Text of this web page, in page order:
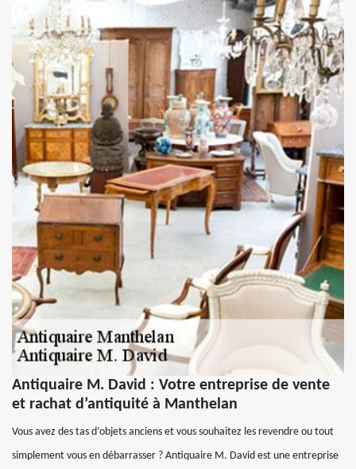
Antiquaire M. David : Votre entreprise de vente
et rachat d’antiquité à Manthelan
Vous avez des tas d’objets anciens et vous souhaitez les revendre ou tout
simplement vous en débarrasser ? Antiquaire M. David est une entreprise